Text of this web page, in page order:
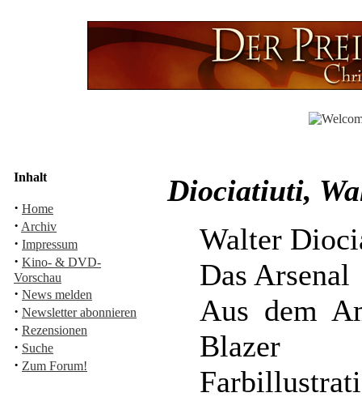
Inhalt
· Home
· Archiv
· Impressum
· Kino- & DVD-
Vorschau
· News melden
· Newsletter abonnieren
· Rezensionen
· Suche
· Zum Forum!
Diociatiuti,
Walter
Das Arsenal
Aus dem
Blazer